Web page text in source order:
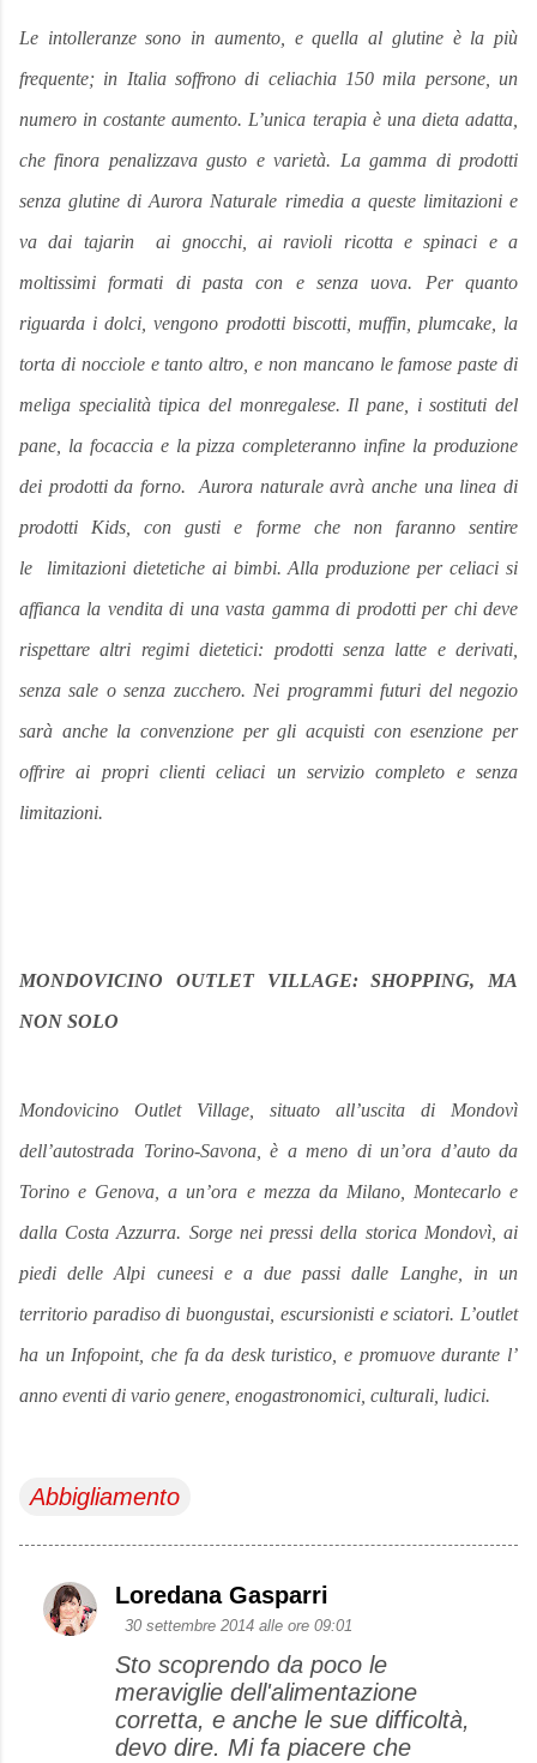
Le intolleranze sono in aumento, e quella al glutine è la più
frequente; in Italia soffrono di celiachia 150 mila persone, un
numero in costante aumento. L’unica terapia è una dieta adatta,
che finora penalizzava gusto e varietà. La gamma di prodotti
senza glutine di Aurora Naturale rimedia a queste limitazioni e
va dai tajarin ai gnocchi, ai ravioli ricotta e spinaci e a
moltissimi formati di pasta con e senza uova. Per quanto
riguarda i dolci, vengono prodotti biscotti, muffin, plumcake, la
torta di nocciole e tanto altro, e non mancano le famose paste di
meliga specialità tipica del monregalese. Il pane, i sostituti del
pane, la focaccia e la pizza completeranno infine la produzione
dei prodotti da forno. Aurora naturale avrà anche una linea di
prodotti Kids, con gusti e forme che non faranno sentire
le limitazioni dietetiche ai bimbi. Alla produzione per celiaci si
affianca la vendita di una vasta gamma di prodotti per chi deve
rispettare altri regimi dietetici: prodotti senza latte e derivati,
senza sale o senza zucchero. Nei programmi futuri del negozio
sarà anche la convenzione per gli acquisti con esenzione per
offrire ai propri clienti celiaci un servizio completo e senza
limitazioni.
MONDOVICINO OUTLET VILLAGE: SHOPPING, MA
NON SOLO
Mondovicino Outlet Village, situato all’uscita di Mondovì
dell’autostrada Torino-Savona, è a meno di un’ora d’auto da
Torino e Genova, a un’ora e mezza da Milano, Montecarlo e
dalla Costa Azzurra. Sorge nei pressi della storica Mondovì, ai
piedi delle Alpi cuneesi e a due passi dalle Langhe, in un
territorio paradiso di buongustai, escursionisti e sciatori. L’outlet
ha un Infopoint, che fa da desk turistico, e promuove durante l’
anno eventi di vario genere, enogastronomici, culturali, ludici.
Abbigliamento
C
Loredana Gasparri
30 settembre 2014 alle ore 09:01
Sto scoprendo da poco le
meraviglie dell'alimentazione
corretta, e anche le sue difficoltà,
devo dire. Mi fa piacere che